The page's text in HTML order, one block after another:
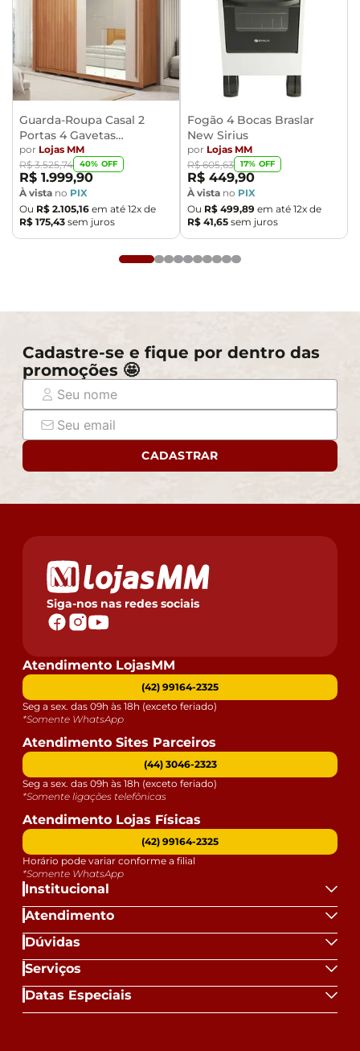
Guarda-Roupa Casal 2
Portas 4 Gavetas
Caemmun Moviment
por Lojas MM
R$ 3.525,74 40% OFF
R$ 1.999,90
À vista no PIX
Ou R$ 2.105,16 em até 12x de
R$ 175,43 sem juros
Fogão 4 Bocas Braslar
New Sirius
por Lojas MM
R$ 605,63 17% OFF
R$ 449,90
À vista no PIX
Ou R$ 499,89 em até 12x de
R$ 41,65 sem juros
Cadastre-se e fique por dentro das
promoções 🤩
CADASTRAR
Siga-nos nas redes sociais
Institucional
Atendimento
Dúvidas
Serviços
Datas Especiais
Atendimento LojasMM
(42) 99164-2325
Seg a sex. das 09h às 18h (exceto feriado)
*Somente WhatsApp
Atendimento Sites Parceiros
(44) 3046-2323
Seg a sex. das 09h às 18h (exceto feriado)
*Somente ligações telefônicas
Atendimento Lojas Físicas
(42) 99164-2325
Horário pode variar conforme a filial
*Somente WhatsApp